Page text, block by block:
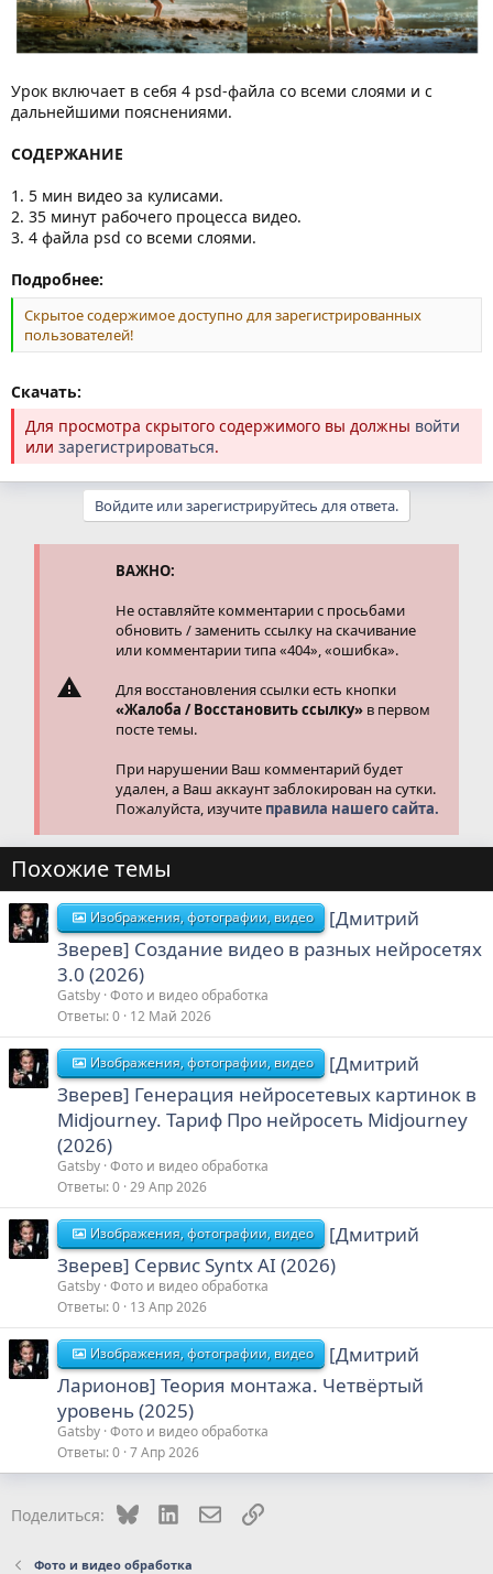
Урок включает в себя 4 psd-файла со всеми слоями и с
дальнейшими пояснениями.
СОДЕРЖАНИЕ
1. 5 мин видео за кулисами.
2. 35 минут рабочего процесса видео.
3. 4 файла psd со всеми слоями.
Подробнее:
Скрытое содержимое доступно для зарегистрированных
пользователей!
Скачать:
Для просмотра скрытого содержимого вы должны войти
или зарегистрироваться.
Войдите или зарегистрируйтесь для ответа.
ВАЖНО:
Не оставляйте комментарии с просьбами
обновить / заменить ссылку на скачивание
или комментарии типа «404», «ошибка».
Для восстановления ссылки есть кнопки
«Жалоба / Восстановить ссылку» в первом
посте темы.
При нарушении Ваш комментарий будет
удален, а Ваш аккаунт заблокирован на сутки.
Пожалуйста, изучите правила нашего сайта.
Похожие темы
Изображения, фотографии, видео
[Дмитрий
Зверев] Создание видео в разных нейросетях
3.0 (2026)
Gatsby Фото и видео обработка
Ответы 0 12 Май 2026
Изображения, фотографии, видео
[Дмитрий
Зверев] Генерация нейросетевых картинок в
Midjourney. Тариф Про нейросеть Midjourney
(2026)
Gatsby Фото и видео обработка
Ответы 0 29 Апр 2026
Изображения, фотографии, видео
[Дмитрий
Зверев] Сервис Syntx AI (2026)
Gatsby Фото и видео обработка
Ответы 0 13 Апр 2026
Изображения, фотографии, видео
[Дмитрий
Ларионов] Теория монтажа. Четвёртый
уровень (2025)
Gatsby Фото и видео обработка
Ответы 0 7 Апр 2026
Поделиться: Bluesky LinkedInЭлектронная почта
Ссылка
Фото и видео обработка